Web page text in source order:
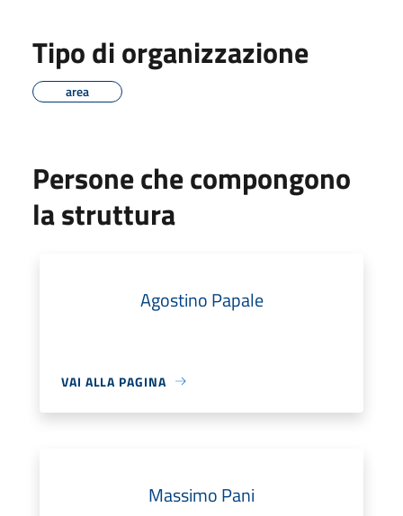
Tipo di organizzazione
area
Persone che compongono
la struttura
Agostino Papale
VAI ALLA PAGINA
Massimo Pani